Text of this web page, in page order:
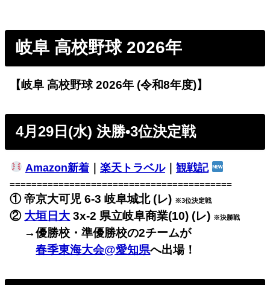
岐阜 高校野球 2026年
【岐阜 高校野球 2026年 (令和8年度)】
4月29日(水) 決勝•3位決定戦
Amazon新着｜ 楽天トラベル｜ 観戦記
=========================================
① 帝京大可児 6-3 岐阜城北 (レ) ※3位決定戦
② 大垣日大 3x-2 県立岐阜商業(10) (レ) ※決勝戦
→優勝校・準優勝校の2チームが
春季東海大会@愛知県へ出場！